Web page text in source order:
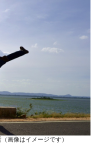
画像はイメージです）